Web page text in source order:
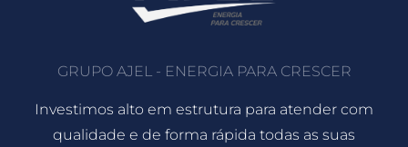
GRUPO AJEL - ENERGIA PARA CRESCER
Investimos alto em estrutura para atender com
qualidade e de forma rápida todas as suas